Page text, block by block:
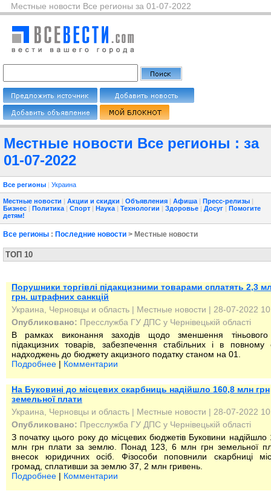
Местные новости Все регионы за 01-07-2022
Местные новости Все регионы : за
01-07-2022
Все регионы | Украина
Местные новости | Акции и скидки | Объявления | Афиша | Пресс-релизы |
Бизнес | Политика | Спорт | Наука | Технологии | Здоровье | Досуг | Помогите
детям!
Все регионы : Последние новости > Местные новости
ТОП 10
Порушники торгівлі підакцизними товарами сплатять 2,3
грн. штрафних санкцій
Украина, Черновцы и область | Местные новости | 28-07-2022
Опубликовано: Пресслужба ГУ ДПС у Чернівецькій області
В рамках виконання заходів щодо зменшення тіньового
підакцизних товарів, забезпечення стабільних і в повному
надходжень до бюджету акцизного податку станом на 01.
Подробнее | Комментарии
На Буковині до місцевих скарбниць надійшло 160,8 млн грн
земельної плати
Украина, Черновцы и область | Местные новости | 28-07-2022
Опубликовано: Пресслужба ГУ ДПС у Чернівецькій області
З початку цього року до місцевих бюджетів Буковини надійшло
млн грн плати за землю. Понад 123, 6 млн грн земельної
внесок юридичних осіб. Фізособи поповнили скарбниці
громад, сплативши за землю 37, 2 млн гривень.
Подробнее | Комментарии